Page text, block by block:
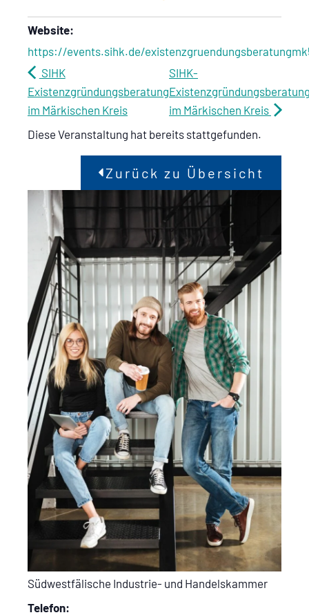
Website:
https://events.sihk.de/
SIHK
Existenzgründungsberatung
im Märkischen Kreis
SIHK-
im Märkischen Kreis
Diese Veranstaltung hat bereits stattgefunden.
Zurück zu Übersicht
Südwestfälische Industrie- und Handelskammer
Telefon: